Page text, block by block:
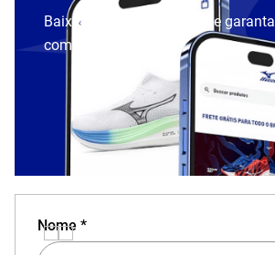
Baixe o aplicativo Mizuno e garanta
com cupom
Nome *